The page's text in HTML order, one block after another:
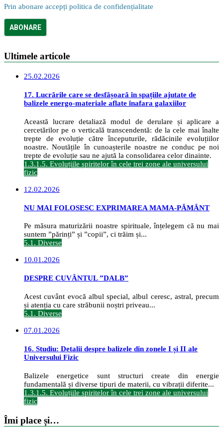
Prin abonare accepți politica de confidențialitate
Ultimele articole
25.02.2026
17. Lucrările care se desfășoară în spațiile ajutate de
balizele energo-materiale aflate înafara galaxiilor
Această lucrare detaliază modul de derulare și aplicare a
cercetărilor pe o verticală transcendentă: de la cele mai înalte
trepte de evoluție către începuturile, rădăcinile evoluțiilor
noastre. Noutățile în cunoașterile noastre ne conduc pe noi
trepte de evoluție sau ne ajută la consolidarea celor dinainte.
1.3.1.5. Evoluțiile spiritelor în cele trei zone ale universului
fizic
12.02.2026
NU MAI FOLOSESC EXPRIMAREA MAMA-PĂMÂNT
Pe măsura maturizării noastre spirituale, înțelegem că nu mai
suntem ”părinți” și ”copii”, ci trăim și...
5.1. Diverse
10.01.2026
DESPRE CUVÂNTUL ”DALB”
Acest cuvânt evocă albul special, albul ceresc, astral, precum
și atenția cu care străbunii noștri priveau...
5.1. Diverse
07.01.2026
16. Studiu: Detalii despre balizele din zonele I și II ale
Universului Fizic
Balizele energetice sunt structuri create din energie
fundamentală și diverse tipuri de materii, cu vibrații diferite...
1.3.1.5. Evoluțiile spiritelor în cele trei zone ale universului
fizic
Îmi place și…